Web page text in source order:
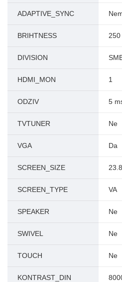
ADAPTIVE_SYNC
BRIHTNESS 250
DIVISION
HDMI_MON 1
ODZIV 5
TVTUNER Ne
VGA Da
SCREEN_SIZE
SCREEN_TYPE VA
SPEAKER Ne
SWIVEL Ne
TOUCH Ne
KONTRAST_DIN